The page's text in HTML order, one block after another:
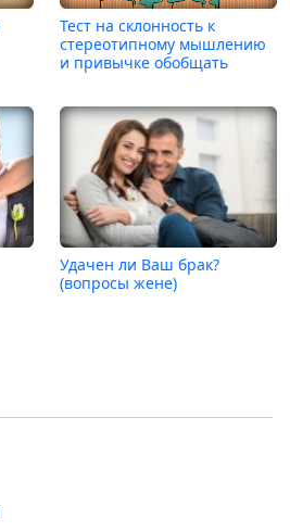
Тест на склонность к
стереотипному мышлению
и привычке обобщать
Удачен ли Ваш брак?
(вопросы жене)